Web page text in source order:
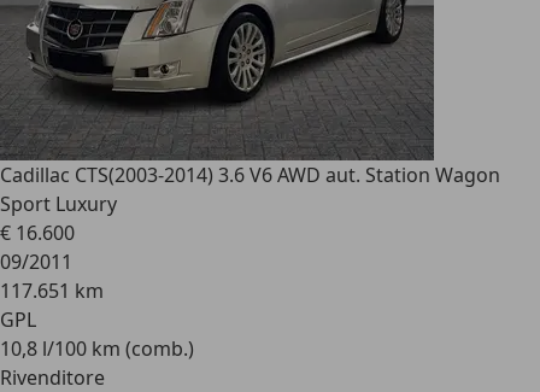
Cadillac CTS(2003-2014) 3.6 V6 AWD aut. Station Wagon
Sport Luxury
€ 16.600
09/2011
117.651 km
GPL
10,8 l/100 km (comb.)
Rivenditore